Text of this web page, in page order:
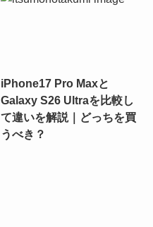
iPhone17 Pro Maxと
Galaxy S26 Ultraを比較し
て違いを解説｜どっちを買
うべき？